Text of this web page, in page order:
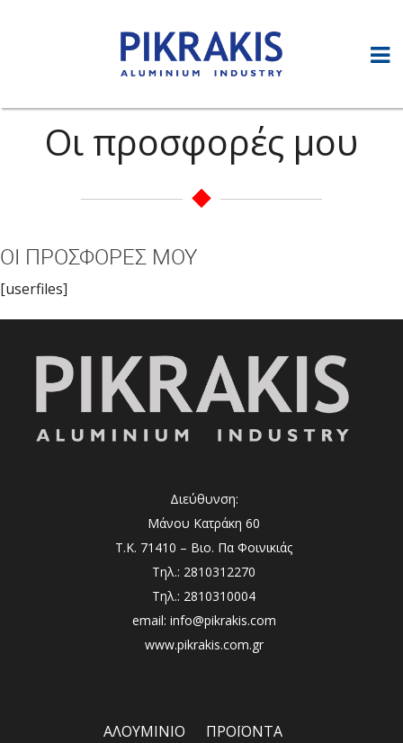
Οι προσφορές μου
ΟΙ ΠΡΟΣΦΟΡΈΣ ΜΟΥ
[userfiles]
Διεύθυνση:
Μάνου Κατράκη 60
Τ.Κ. 71410 – Βιο. Πα Φοινικιάς
Τηλ.: 2810312270
Τηλ.: 2810310004
email: info@pikrakis.com
www.pikrakis.com.gr
ΑΛΟΥΜΙΝΙΟ ΠΡΟΪΟΝΤΑ